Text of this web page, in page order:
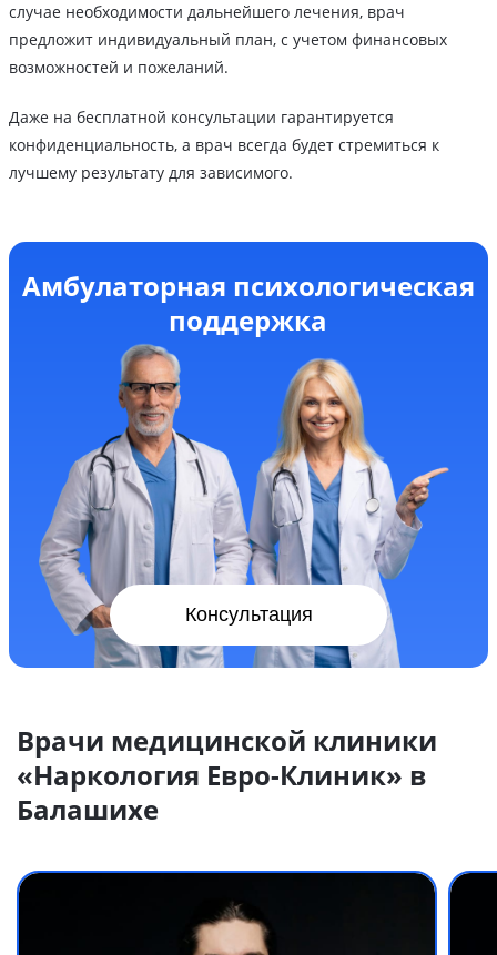
случае необходимости дальнейшего лечения, врач
предложит индивидуальный план, с учетом финансовых
возможностей и пожеланий.
Даже на бесплатной консультации гарантируется
конфиденциальность, а врач всегда будет стремиться к
лучшему результату для зависимого.
Амбулаторная психологическая
поддержка
Консультация
Врачи медицинской клиники
«Наркология Евро-Клиник» в
Балашихе